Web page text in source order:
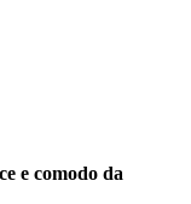
e comodo da